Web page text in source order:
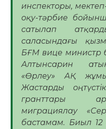
инспекторы,
оқу-тәрбие
сатылап
саласындағы
БҒМ вице министр
Алтынсарин
«Өрлеу» АҚ
Жастарды
гранттары
миграциялау
бастамам. Биыл